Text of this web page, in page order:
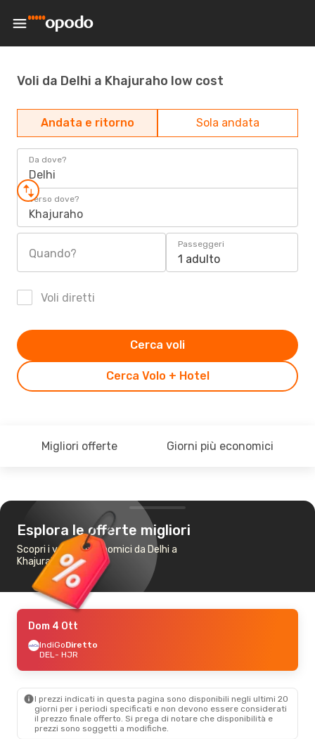
Voli da Delhi a Khajuraho low cost
Andata e ritorno Sola andata
Da dove?
Delhi
Verso dove?
Khajuraho
Quando?
Passeggeri
1 adulto
Voli diretti
Cerca Volo + Hotel
Cerca voli
Migliori offerte Giorni più economici
Esplora le offerte migliori
Scopri i voli più economici da Delhi a
Khajuraho
Dom 4 Ott
IndiGoDiretto
DEL- HJR
I prezzi indicati in questa pagina sono disponibili negli ultimi 20
giorni per i periodi specificati e non devono essere considerati
il ​​prezzo finale offerto. Si prega di notare che disponibilità e
prezzi sono soggetti a modifiche.